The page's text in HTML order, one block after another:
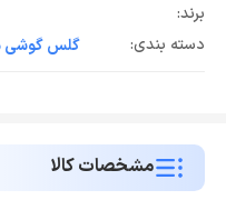
برند:
دسته بندی:
گلس گوشی
مشخصات کالا